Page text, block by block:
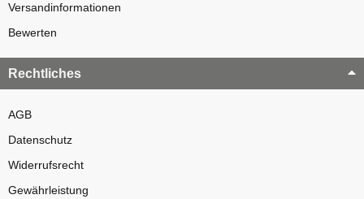
Versandinformationen
Bewerten
Rechtliches
AGB
Datenschutz
Widerrufsrecht
Gewährleistung